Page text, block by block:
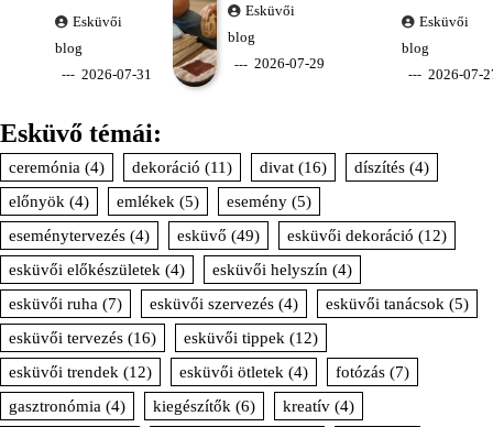
Esküvői
blog
2026-07-31
Esküvői
blog
2026-07-29
Esküvői
blog
2026-07-
Esküvő témái:
ceremónia (4) dekoráció (11) divat (16) díszítés (4)
előnyök (4) emlékek (5) esemény (5)
eseménytervezés (4) esküvő (49) esküvői dekoráció (12)
esküvői előkészületek (4) esküvői helyszín (4)
esküvői ruha (7) esküvői szervezés (4) esküvői tanácsok (5)
esküvői tervezés (16) esküvői tippek (12)
esküvői trendek (12) esküvői ötletek (4) fotózás (7)
gasztronómia (4) kiegészítők (6) kreatív (4)